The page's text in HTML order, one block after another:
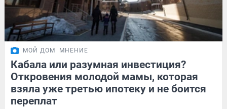
МОЙ ДОМ МНЕНИЕ
Кабала или разумная инвестиция?
Откровения молодой мамы, которая
взяла уже третью ипотеку и не боится
переплат